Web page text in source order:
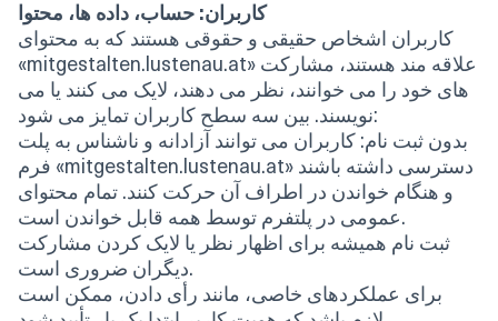
کاربران: حساب، داده ها، محتوا
کاربران اشخاص حقیقی و حقوقی هستند که به محتوای
«mitgestalten.lustenau.at» علاقه مند هستند، مشارکت
های خود را می خوانند، نظر می دهند، لایک می کنند یا می
نویسند. بین سه سطح کاربران تمایز می شود:
بدون ثبت نام: کاربران می توانند آزادانه و ناشناس به پلت
فرم «mitgestalten.lustenau.at» دسترسی داشته باشند
و هنگام خواندن در اطراف آن حرکت کنند. تمام محتوای
عمومی در پلتفرم توسط همه قابل خواندن است.
ثبت نام همیشه برای اظهار نظر یا لایک کردن مشارکت
دیگران ضروری است.
برای عملکردهای خاصی، مانند رأی دادن، ممکن است